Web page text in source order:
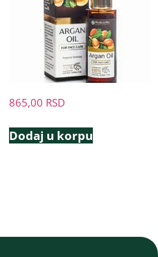
865,00 RSD
Dodaj u korpu